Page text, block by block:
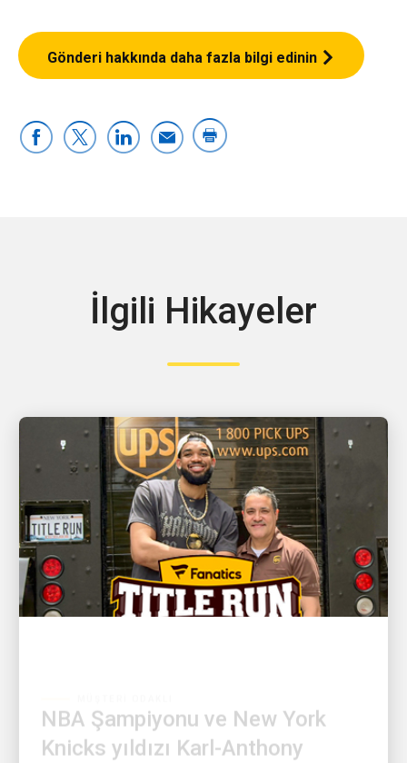
Gönderi hakkında daha fazla bilgi edinin
İlgili Hikayeler
Knicks yıldızı Karl-Anthony
Towns ile UPS şoförü David